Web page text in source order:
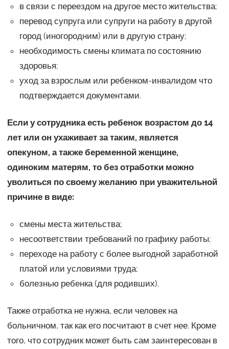
в связи с переездом на другое место жительства;
перевод супруга или супруги на работу в другой
город (иногородним) или в другую страну;
необходимость смены климата по состоянию
здоровья;
уход за взрослым или ребенком-инвалидом что
подтверждается документами.
Если у сотрудника есть ребенок возрастом до 14
лет или он ухаживает за таким, является
опекуном, а также беременной женщине,
одиноким матерям, то без отработки можно
уволиться по своему желанию при уважительной
причине в виде:
смены места жительства;
несоответствии требований по графику работы;
переходе на работу с более выгодной заработной
платой или условиями труда;
болезнью ребенка (для родивших).
Также отработка не нужна, если человек на
больничном, так как его посчитают в счет нее. Кроме
того, что сотрудник может быть сам заинтересован в